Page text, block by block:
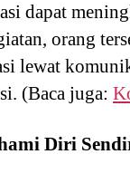
dapat
orang
lewat
(Baca juga:
Diri